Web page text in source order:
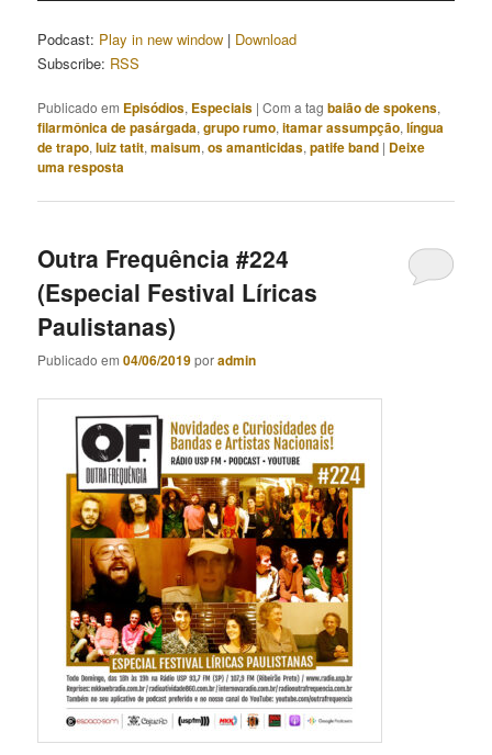
Podcast: Play in new window | Download
Subscribe: RSS
Publicado em Episódios, Especiais |Com a tagbaião de spokens,
filarmônica de pasárgada,grupo rumo,itamar assumpção,língua
de trapo,luiz tatit,maisum,os amanticidas,patife band | Deixe
uma resposta
Outra Frequência #224
(Especial Festival Líricas
Paulistanas)
Publicado em04/06/2019poradmin